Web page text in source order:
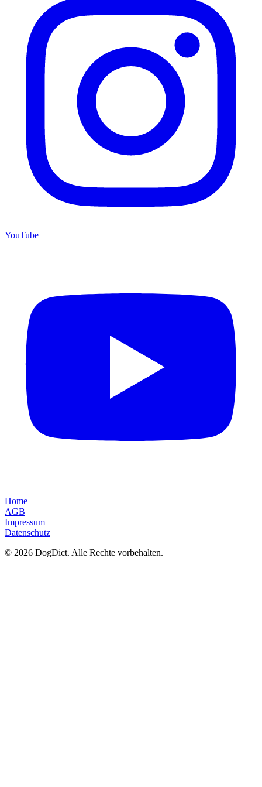
YouTube
Home
AGB
Impressum
Datenschutz
© 2026 DogDict. Alle Rechte vorbehalten.